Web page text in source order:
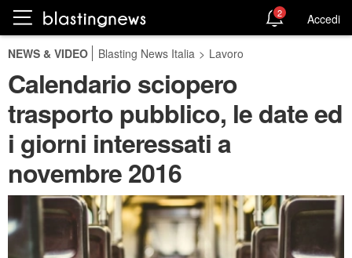
2 Accedi
NEWS & VIDEO Blasting News Italia > Lavoro
Calendario sciopero
trasporto pubblico, le date ed
i giorni interessati a
novembre 2016